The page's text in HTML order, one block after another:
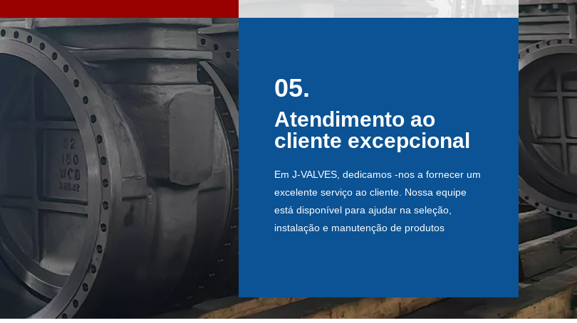
05.
Atendimento ao
cliente excepcional
Em J-VALVES, dedicamos -nos a fornecer um
excelente serviço ao cliente. Nossa equipe
está disponível para ajudar na seleção,
instalação e manutenção de produtos
Atendimento ao
cliente excepcional
Em J-VALVES, dedicamos -nos a fornecer um
excelente serviço ao cliente. Nossa equipe
está disponível para ajudar na seleção,
instalação e manutenção de produtos